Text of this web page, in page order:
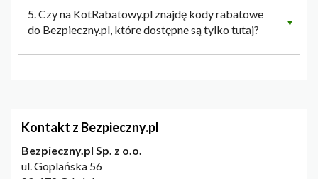
5. Czy na KotRabatowy.pl znajdę kody rabatowe
do Bezpieczny.pl, które dostępne są tylko tutaj?
▼
Kontakt z Bezpieczny.pl
Bezpieczny.pl Sp. z o.o.
ul. Goplańska 56